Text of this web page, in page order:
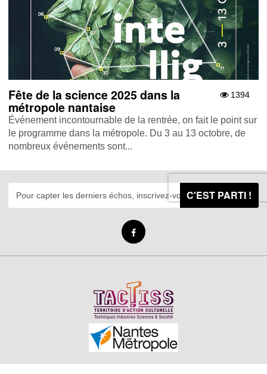
1394
Fête de la science 2025 dans la
métropole nantaise
Événement incontournable de la rentrée, on fait le point sur
le programme dans la métropole. Du 3 au 13 octobre, de
nombreux événements sont...
C'EST PARTI !